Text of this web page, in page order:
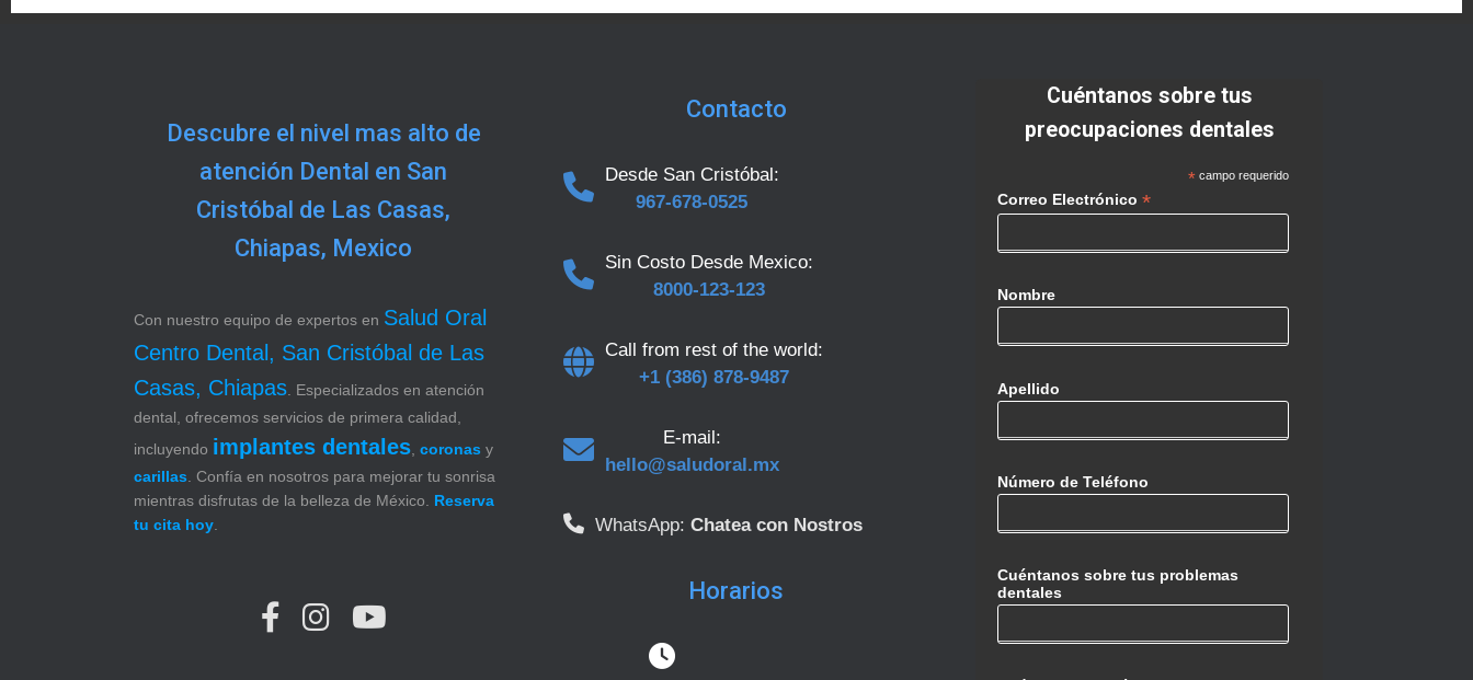
Descubre el nivel mas alto de
atención Dental en San
Cristóbal de Las Casas,
Chiapas, Mexico
Con nuestro equipo de expertos en Salud Oral
Centro Dental, San Cristóbal de Las
Casas, Chiapas . Especializados en atención
dental, ofrecemos servicios de primera calidad,
incluyendo implantes dentales coronas y
carillas . Confía en nosotros para mejorar tu sonrisa
mientras disfrutas de la belleza de México. Reserva
tu cita hoy
Contacto
Desde San Cristóbal:
967-678-0525
Sin Costo Desde Mexico:
8000-123-123
Call from rest of the world:
+1 (386) 878-9487
E-mail:
hello@saludoral.mx
WhatsApp: Chatea con Nostros
Horarios
Cuéntanos sobre tus
preocupaciones dentales
*campo requerido
Correo Electrónico*
Nombre
Apellido
Número de Teléfono
Cuéntanos sobre tus problemas
dentales